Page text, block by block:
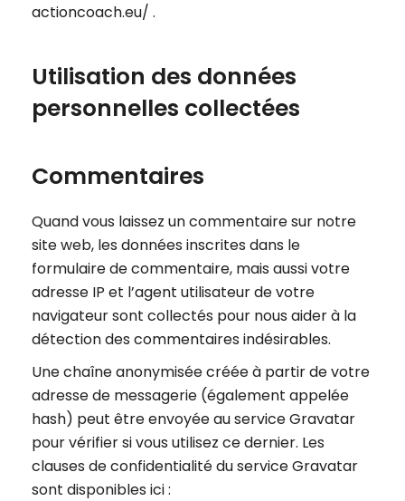
actioncoach.eu/ .
Utilisation des données
personnelles collectées
Commentaires
Quand vous laissez un commentaire sur notre
site web, les données inscrites dans le
formulaire de commentaire, mais aussi votre
adresse IP et l’agent utilisateur de votre
navigateur sont collectés pour nous aider à la
détection des commentaires indésirables.
Une chaîne anonymisée créée à partir de votre
adresse de messagerie (également appelée
hash) peut être envoyée au service Gravatar
pour vérifier si vous utilisez ce dernier. Les
clauses de confidentialité du service Gravatar
sont disponibles ici :